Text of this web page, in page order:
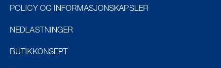
POLICY OG INFORMASJONSKAPSLER
NEDLASTNINGER
BUTIKKONSEPT